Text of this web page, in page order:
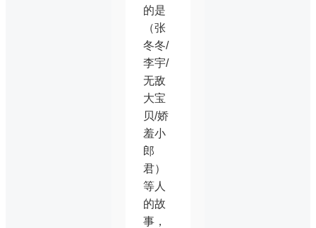
的是
（张
冬冬/
李宇/
无敌
大宝
贝/娇
羞小
郎
君）
等人
的故
事，